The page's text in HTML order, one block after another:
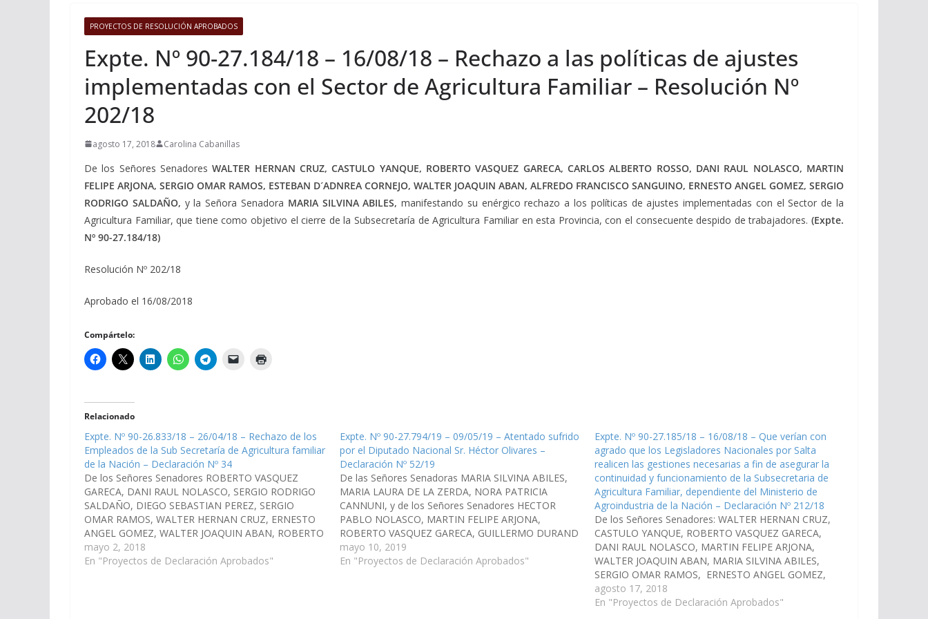
PROYECTOS DE RESOLUCIÓN APROBADOS
Expte. Nº 90-27.184/18 – 16/08/18 – Rechazo a las políticas de ajustes
implementadas con el Sector de Agricultura Familiar – Resolución Nº
202/18
agosto 17, 2018 Carolina Cabanillas
De los Señores SenadoresWALTER HERNAN CRUZ, CASTULO YANQUE, ROBERTO VASQUEZ GARECA, CARLOS ALBERTO ROSSO, DANI RAUL NOLASCO, MARTIN
FELIPE ARJONA, SERGIO OMAR RAMOS, ESTEBAN D´ADNREA CORNEJO, WALTER JOAQUIN ABAN, ALFREDO FRANCISCO SANGUINO, ERNESTO ANGEL GOMEZ, SERGIO
RODRIGO SALDAÑO, y la Señora Senadora MARIA SILVINA ABILES,manifestando su enérgico rechazo a los políticas de ajustes implementadas con el Sector de la
Agricultura Familiar, que tiene como objetivo el cierre de la Subsecretaría de Agricultura Familiar en esta Provincia, con el consecuente despido de trabajadores. (Expte.
Nº 90-27.184/18)
Resolución Nº 202/18
Aprobado el 16/08/2018
Compártelo:
Relacionado
Expte. Nº 90-26.833/18 – 26/04/18 – Rechazo de los
Empleados de la Sub Secretaría de Agricultura familiar
de la Nación – Declaración Nº 34
De los Señores Senadores ROBERTO VASQUEZ
GARECA, DANI RAUL NOLASCO, SERGIO RODRIGO
SALDAÑO, DIEGO SEBASTIAN PEREZ, SERGIO
OMAR RAMOS, WALTER HERNAN CRUZ, ERNESTO
ANGEL GOMEZ, WALTER JOAQUIN ABAN, ROBERTO
ENRIQUE GRAMAGLIA, CASTULO YANQUE, MARTIN
FELIPE ARJONA, ALFREDO FRANCISCO ANGEL,
mayo 2, 2018
En "Proyectos de Declaración Aprobados"
Expte. Nº 90-27.794/19 – 09/05/19 – Atentado sufrido
por el Diputado Nacional Sr. Héctor Olivares –
Declaración Nº 52/19
De las Señores Senadoras MARIA SILVINA ABILES,
MARIA LAURA DE LA ZERDA, NORA PATRICIA
CANNUNI, y de los Señores Senadores HECTOR
PABLO NOLASCO, MARTIN FELIPE ARJONA,
ROBERTO VASQUEZ GARECA, GUILLERMO DURAND
CORNEJO, DIEGO SEBASTIAN PEREZ, SERGIO OMAR
RAMOS, WALTER JOAQUIN ABAN, SERGIO RODRIGO
mayo 10, 2019
En "Proyectos de Declaración Aprobados"
Expte. Nº 90-27.185/18 – 16/08/18 – Que verían con
agrado que los Legisladores Nacionales por Salta
realicen las gestiones necesarias a fin de asegurar la
continuidad y funcionamiento de la Subsecretaria de
Agricultura Familiar, dependiente del Ministerio de
Agroindustria de la Nación – Declaración Nº 212/18
De los Señores Senadores: WALTER HERNAN CRUZ,
CASTULO YANQUE, ROBERTO VASQUEZ GARECA,
DANI RAUL NOLASCO, MARTIN FELIPE ARJONA,
WALTER JOAQUIN ABAN, MARIA SILVINA ABILES,
SERGIO OMAR RAMOS, ERNESTO ANGEL GOMEZ,
CARLOS ALBERTO ROSSO, ESTEBAN D´ANDREA
CORNEJO, ALFREDO FRANCISCO SANGUINO,
agosto 17, 2018
En "Proyectos de Declaración Aprobados"